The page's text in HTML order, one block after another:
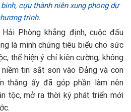
cựu thành niên xung phong dự
trình.
Phòng khẳng định, cuộc đấu
là minh chứng tiêu biểu cho sức
thể hiện ý chí kiên cường, không
tin sắt son vào Đảng và con
thắng ấy đã góp phần làm nên
tộc, mở ra thời kỳ phát triển mới